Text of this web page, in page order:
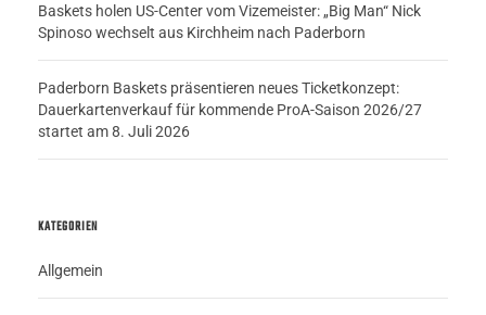
Baskets holen US-Center vom Vizemeister: „Big Man“ Nick
Spinoso wechselt aus Kirchheim nach Paderborn
Paderborn Baskets präsentieren neues Ticketkonzept:
Dauerkartenverkauf für kommende ProA-Saison 2026/27
startet am 8. Juli 2026
KATEGORIEN
Allgemein